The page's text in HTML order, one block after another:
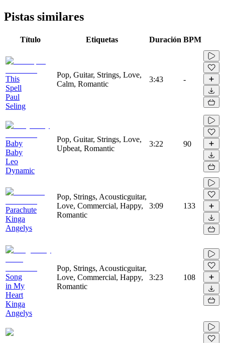
Pistas similares
Título Etiquetas Duración BPM
This
Spell
Paul
Seling
Pop, Guitar, Strings, Love,
Calm, Romantic
3:43 -
Baby
Baby
Leo
Dynamic
Pop, Guitar, Strings, Love,
Upbeat, Romantic
3:22 90
Parachute
Kinga
Angelys
Pop, Strings, Acousticguitar,
Love, Commercial, Happy,
Romantic
3:09 133
Song
in My
Heart
Kinga
Angelys
Pop, Strings, Acousticguitar,
Love, Commercial, Happy,
Romantic
3:23 108